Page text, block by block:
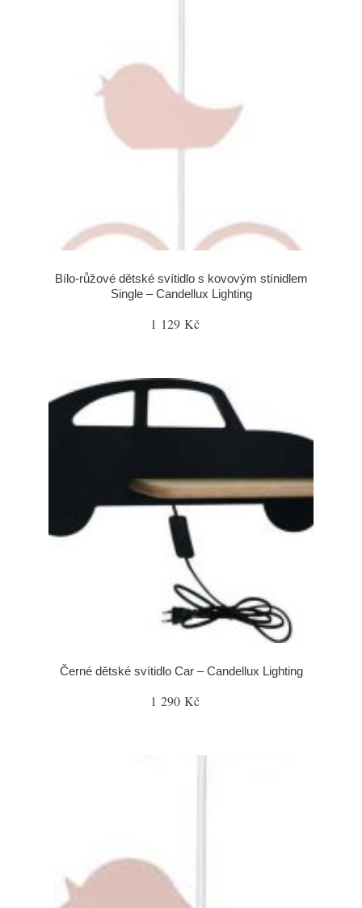
Bílo-růžové dětské svítidlo s kovovým stínidlem
Single – Candellux Lighting
1 129 Kč
Černé dětské svítidlo Car – Candellux Lighting
1 290 Kč